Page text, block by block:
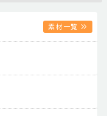
素材一覧